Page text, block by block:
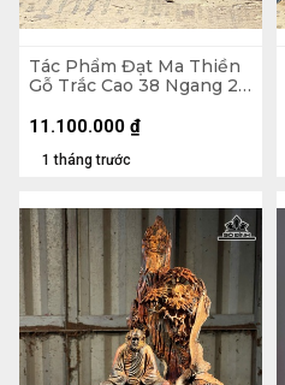
Tác Phẩm Đạt Ma Thiền
Gỗ Trắc Cao 38 Ngang 23
1 tháng trước
11.100.000 ₫